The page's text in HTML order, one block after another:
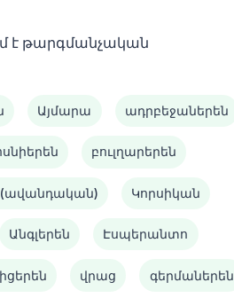
է թարգմանչական
Այմարա ադրբեջաներեն
բուլղարերեն
(ավանդական) Կորսիկան
Անգլերեն Էսպերանտո
վրաց գերմաներեն